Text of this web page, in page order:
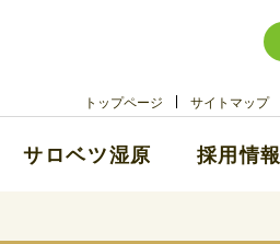
トップページ サイトマップ
サロベツ湿原 採用情報